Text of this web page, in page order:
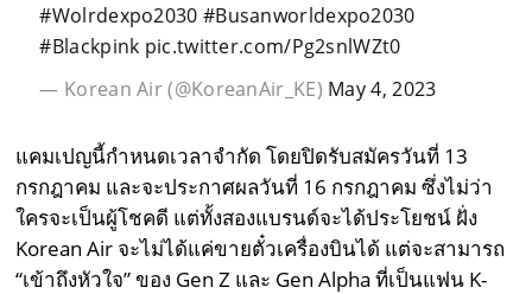
#Wolrdexpo2030 #Busanworldexpo2030
#Blackpink pic.twitter.com/Pg2snlWZt0
— Korean Air (@KoreanAir_KE) May 4, 2023
แคมเปญนี้กำหนดเวลาจำกัด โดยปิดรับสมัครวันที่ 13
กรกฎาคม และจะประกาศผลวันที่ 16 กรกฎาคม ซึ่งไม่ว่า
ใครจะเป็นผู้โชคดี แต่ทั้งสองแบรนด์จะได้ประโยชน์ ฝั่ง
Korean Air จะไม่ได้แค่ขายตั๋วเครื่องบินได้ แต่จะสามารถ
“เข้าถึงหัวใจ” ของ Gen Z และ Gen Alpha ที่เป็นแฟน K-